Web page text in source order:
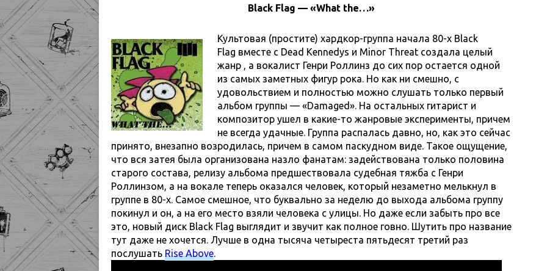
Black Flag — «What the…»
Культовая (простите) хардкор-группа начала 80-х Black
Flag вместе с Dead Kennedys и Minor Threat создала целый
жанр , а вокалист Генри Роллинз до сих пор остается одной
из самых заметных фигур рока. Но как ни смешно, с
удовольствием и полностью можно слушать только первый
альбом группы — «Damaged». На остальных гитарист и
композитор ушел в какие-то жанровые эксперименты, причем
не всегда удачные. Группа распалась давно, но, как это сейчас
принято, внезапно возродилась, причем в самом паскудном виде. Такое ощущение,
что вся затея была организована назло фанатам: задействована только половина
старого состава, релизу альбома предшествовала судебная тяжба с Генри
Роллинзом, а на вокале теперь оказался человек, который незаметно мелькнул в
группе в 80-х. Самое смешное, что буквально за неделю до выхода альбома группу
покинул и он, а на его место взяли человека с улицы. Но даже если забыть про все
это, новый диск Black Flag выглядит и звучит как полное говно. Шутить про название
тут даже не хочется. Лучше в одна тысяча четыреста пятьдесят третий раз
послушать Rise Above.